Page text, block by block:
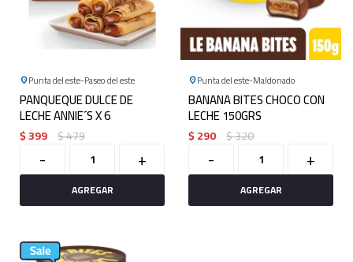
Punta del este Paseo del este
PANQUEQUE DULCE DE
LECHE ANNIE´S X 6
$399 $479
- +
Punta del este Maldonado
BANANA BITES CHOCO CON
LECHE 150GRS
$290 $320
- +